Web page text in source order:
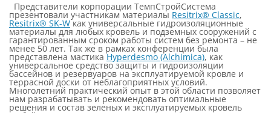
Представители корпорации ТемпСтройСистема
презентовали участникам материалы Resitrix® Classic,
Resitrix® SK-Wкак универсальные гидроизоляционные
материалы для любых кровель и подземных сооружений с
гарантированным сроком работы систем без ремонта – не
менее 50 лет. Так же в рамках конференции была
представлена мастикаHyperdesmo (Alchimica), как
универсальное средство защиты и гидроизоляции
бассейнов и резервуаров на эксплуатируемой кровле и
террасной доски от неблагоприятных условий.
Многолетний практический опыт в этой области позволяет
нам разрабатывать и рекомендовать оптимальные
решения и состав зеленых и эксплуатируемых кровель